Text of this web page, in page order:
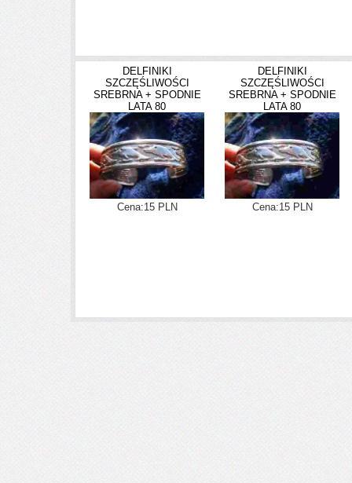
DELFINIKI
SZCZĘŚLIWOŚCI
SREBRNA + SPODNIE
LATA 80
Cena:15 PLN
DELFINIKI
SZCZĘŚLIWOŚCI
SREBRNA + SPODNIE
LATA 80
Cena:15 PLN